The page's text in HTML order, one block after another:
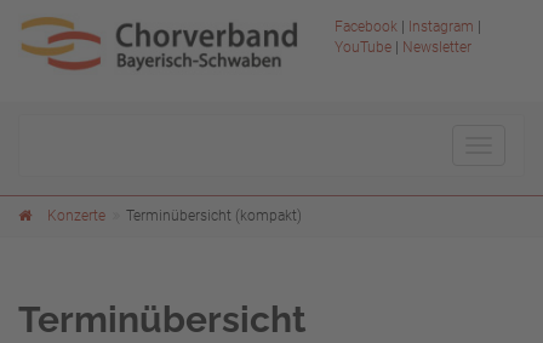
Facebook Instagram
YouTube
Newsletter
Konzerte Terminübersicht (kompakt)
Terminübersicht